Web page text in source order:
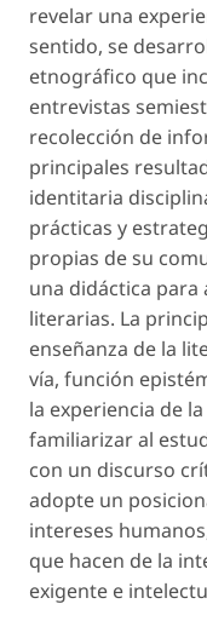
revelar una
sentido, se
etnográfico que
entrevistas
recolección de
principales
identitaria
prácticas y
propias de su
una didáctica
literarias. La
enseñanza de la
vía, función
la experiencia de
familiarizar al
con un discurso
adopte un
intereses
que hacen de la
exigente e